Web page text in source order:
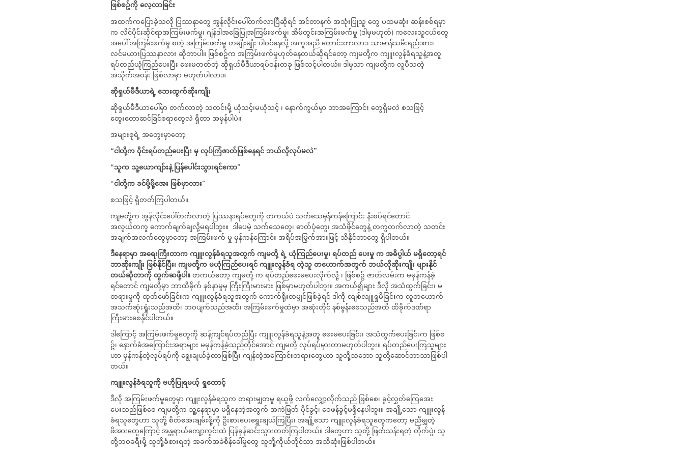
ဖြစ်စဥ်ကို လေ့လာခြင်း
အထက်ကပြောခဲ့သလို ပြဿနာတွေ အွန်လိုင်းပေါ်တက်လာပြီဆိုရင် အင်တာနက် အသုံးပြုသူ တွေ ပထမဆုံး ဆန်းစစ်ရမှာ
က လိင်ပိုင်းဆိုင်ရာအကြမ်းဖက်မှု၊ ဂျဲန်ဒါအခြေပြုအကြမ်းဖက်မှု၊ အိမ်တွင်းအကြမ်းဖက်မှု (ဒါမှမဟုတ်) ကလေးသူငယ်တွေ
အပေါ် အကြမ်းဖက်မှု စတဲ့ အကြမ်းဖက်မှု တမျိုးမျိုး ပါဝင်နေလို့ အကူအညီ တောင်းတာလား၊ သာမာန်သမီးရည်းစား၊
လင်မယားပြဿနာလား ဆိုတာပါ။ ဖြစ်စဥ်က အကြမ်းဖက်မှုဟုတ်နေတယ်ဆိုရင်တော့ ကျမတို့က ကျူးလွန်ခံရသူနဲ့အတူ
ရပ်တည်ယုံကြည်ပေးပြီး ဖေးမတတ်တဲ့ ဆိုရှယ်မီဒီယာရပ်ဝန်းတခု ဖြစ်သင့်ပါတယ်။ ဒါမှသာ ကျမတို့က လူပီသတဲ့
အသိုက်အဝန်း ဖြစ်လာမှာ မဟုတ်ပါလား။
ဆိုရှယ်မီဒီယာရဲ့ ဘေးထွက်ဆိုးကျိုး
ဆိုရှယ်မီဒီယာပေါ်မှာ တက်လာတဲ့ သတင်းမို့ ယုံသင့်၊​မယုံသင့် ၊ နောက်ကွယ်မှာ ဘာအကြောင်း တွေရှိမလဲ စသဖြင့်
တွေးတောဆင်ခြင်စရာတွေလဲ ရှိတာ အမှန်ပါပဲ။
အများစုရဲ့ အတွေးမှာတော့
“ငါတို့က ဝိုင်းရပ်တည်ပေးပြီး မှ လုပ်ကြံဇာတ်ဖြစ်နေရင် ဘယ်လိုလုပ်မလဲ”
“သူက သူ့ယောကျာ်းနဲ့ ပြန်ပေါင်းသွားရင်ကော”
“ငါတို့က ခင်မို့မို့အေး ဖြစ်မှာလား”
စသဖြင့် ရှိတတ်ကြပါတယ်။
ကျမတို့က အွန်လိုင်းပေါ်တက်လာတဲ့ ပြဿနာရပ်တွေကို တကယ်ပဲ သက်သေမှန်ကန်ကြောင်း နီးစပ်ရင်တောင်
အလွယ်တကူ ကောက်ချက်ချလို့မရပါဘူး။ ဒါပေမဲ့ သက်သေတွေ၊ ဓာတ်ပုံတွေ၊ အသံဖိုင်တွေနဲ့ တကွတက်လာတဲ့ သတင်း
အချက်အလက်တွေမှာတော့ အကြမ်းဖက် မှု မှန်ကန်ကြောင်း အရိပ်အမြွက်အားဖြင့် သိနိုင်တာတွေ ရှိပါတယ်။
ဒီနေရာမှာ အရေးကြီးတာက ကျူးလွန်ခံရသူအတွက် ကျမတို့ ရဲ့ ယုံကြည်ပေးမှု၊ ရပ်တည် ပေးမှု က အဓိပ္ပါယ် မရှိတော့ရင်
ဘာဆိုးကျိုး ဖြစ်နိုင်ပြီး၊ ကျမတို့က မယုံကြည်ပေးရင် ကျူးလွန်ခံရ တဲ့သူ တယောက်အတွက် ဘယ်လိုဆိုးကျိုး များနိုင်
တယ်ဆိုတာကို တွက်ဆဖို့ပါ။ တကယ်တော့ ကျမတို့ က ရပ်တည်ဖေးမပေးလိုက်လို့ ၊ ဖြစ်စဥ် ဇာတ်လမ်းက မမှန်ကန်ခဲ့
ရင်တောင် ကျမတို့မှာ ဘာထိခိုက် နစ်နာမှုမှ ကြီးကြီးမားမား ဖြစ်မှာမဟုတ်ပါဘူး။ အကယ်၍များ ဒီလို အသံထွက်ခြင်း၊ မ
တရားမှုကို ထုတ်ဖော်ခြင်းက ကျူးလွန်ခံရသူအတွက် ကောက်ရိုးတမျှင်ဖြစ်ခဲ့ရင် ဒါကို လျစ်လျူရှုမိခြင်းက လူတယောက်
အသက်ဆုံးရှုံးသည်အထိ၊ ဘဝပျက်သည်အထိ၊ အကြမ်းဖက်မှုထဲမှာ အဆုံးတိုင် နစ်မွန်းစေသည်အထိ ထိခိုက်ဒဏ်ရာ
ကြီးမားစေနိုင်ပါတယ်။
ဒါကြောင့် အကြမ်းဖက်မှုတွေကို ဆန့်ကျင်ရပ်တည်ပြီး ကျူးလွန်ခံရသူနဲ့အတူ ဖေးမပေးခြင်း၊ အသံထွက်ပေးခြင်းက ဖြစ်စ
ဥ်၊ နောက်ခံအကြောင်းအရာများ မမှန်ကန်ခဲ့သည်တိုင်အောင် ကျမတို့ လုပ်ရပ်မှားတာမဟုတ်ပါဘူး။ ရပ်တည်ပေးကြသူများ
ဟာ မှန်ကန်တဲ့လုပ်ရပ်ကို ရွေးချယ်ခဲ့တာဖြစ်ပြီး ကျန်တဲ့အကြောင်းတရားတွေဟာ သူတို့သဘော သူတို့ဆောင်တာသာဖြစ်ပါ
တယ်။
ကျူးလွန်ခံရသူကို ဗဟိုပြုရမယ့် ရှုထောင့်
ဒီလို အကြမ်းဖက်မှုတွေမှာ ကျူးလွန်ခံရသူက တရားမျှတမှု ရယူဖို့ လက်လျှော့လိုက်သည် ဖြစ်စေ၊ ခွင့်လွှတ်ကြေအေး
ပေးသည်ဖြစ်စေ ကျမတို့က သူ့နေရာမှာ မရှိနေတဲ့အတွက် အကဲဖြတ် ပိုင်ခွင့်၊ ဝေဖန်ခွင့်မရှိနေပါဘူး။ အချို့သော ကျူးလွန်
ခံရသူတွေဟာ သူတို့ စိတ်အေးချမ်းဖို့ကို ဦးစားပေးရွေးချယ်ကြပြီး၊ အချို့သော ကျူးလွန်ခံရသူတွေကတော့ မညီမျှတဲ့
ဖိအားတွေကြောင့် အန္တရာယ်ကျော့ကွင်းထဲ ပြန်ခုန်ဆင်းသွားတတ်ကြပါတယ်။ ဒါတွေဟာ သူတို့ ဖြတ်သန်းရတဲ့ တိုက်ပွဲ၊ သူ
တို့ဘဝခရီးမို့ သူတို့ခံစားရတဲ့ အခက်အခဲစိန်ခေါ်မှုတွေ သူတို့ကိုယ်တိုင်သာ အသိဆုံးဖြစ်ပါတယ်။